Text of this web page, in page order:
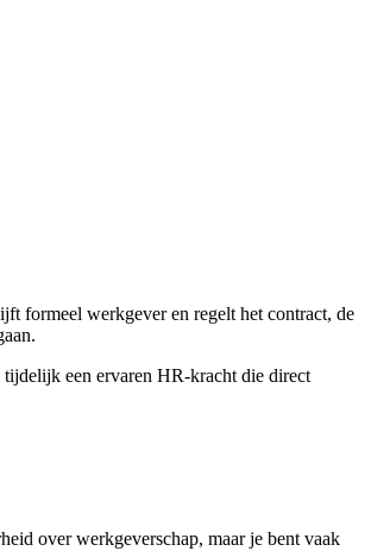
formeel werkgever en regelt het contract, de
een ervaren HR-kracht die direct
over werkgeverschap, maar je bent vaak